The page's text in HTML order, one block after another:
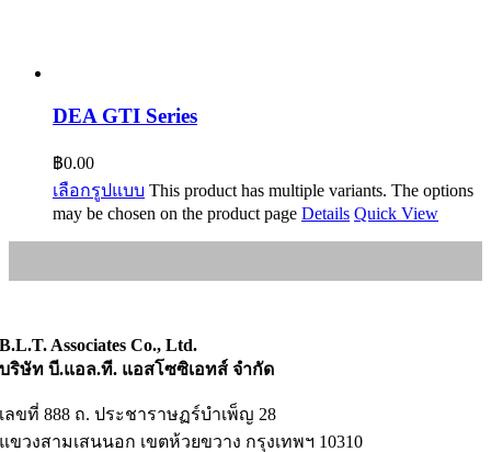
DEA GTI Series
฿0.00
เลือกรูปแบบ This product has multiple variants. The options
may be chosen on the product page Details Quick View
B.L.T. Associates Co., Ltd.
บริษัท บี.แอล.ที. แอสโซซิเอทส์ จำกัด
เลขที่ 888 ถ. ประชาราษฏร์บำเพ็ญ 28
แขวงสามเสนนอก เขตห้วยขวาง กรุงเทพฯ 10310